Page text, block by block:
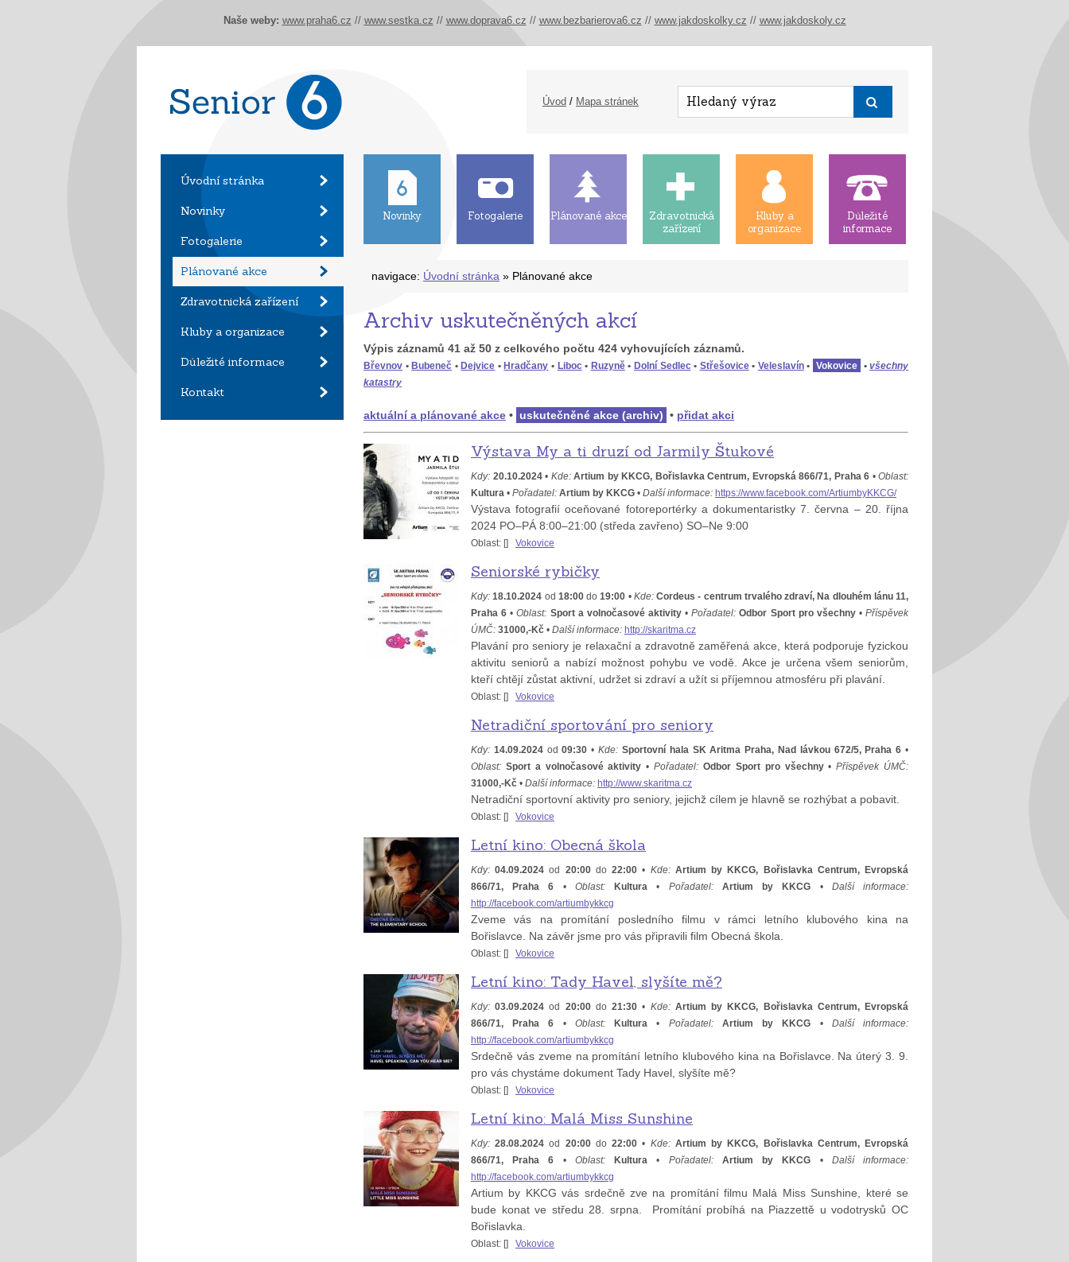
Úvod / Mapa stránek
Úvodní stránka
Novinky
Fotogalerie
Plánované akce
Zdravotnická zařízení
Kluby a organizace
Důležité informace
Kontakt
Novinky Fotogalerie Plánované akce
Zdravotnická
zařízení
Kluby a
organizace
Důležité
informace
navigace: Úvodní stránka » Plánované akce
Archiv uskutečněných akcí
Výpis záznamů 41 až 50 z celkového počtu 424 vyhovujících záznamů.
Břevnov •Bubeneč •Dejvice •Hradčany • Liboc• Ruzyně• Dolní Sedlec• Střešovice• Veleslavín• Vokovice •všechny
katastry
aktuální a plánované akce • uskutečněné akce (archiv) • přidat akci
Výstava My a ti druzí od Jarmily Štukové
Kdy: 20.10.2024• Kde: Artium by KKCG, Bořislavka Centrum, Evropská 866/71, Praha 6 • Oblast:
Kultura • Pořadatel: Artium by KKCG • Další informace: https://www.facebook.com/ArtiumbyKKCG/
Výstava fotografií oceňované fotoreportérky a dokumentaristky 7. června – 20. října
2024 PO–PÁ 8:00–21:00 (středa zavřeno) SO–Ne 9:00
Oblast: [] Vokovice
Seniorské rybičky
Kdy: 18.10.2024 od 18:00do19:00 • Kde: Cordeus - centrum trvalého zdraví, Na dlouhém lánu 11,
Praha 6 •Oblast: Sport a volnočasové aktivity•Pořadatel: Odbor Sport pro všechny•Příspěvek
ÚMČ: 31000,-Kč • Další informace: http://skaritma.cz
Plavání pro seniory je relaxační a zdravotně zaměřená akce, která podporuje fyzickou
aktivitu seniorů a nabízí možnost pohybu ve vodě. Akce je určena všem seniorům,
kteří chtějí zůstat aktivní, udržet si zdraví a užít si příjemnou atmosféru při plavání.
Oblast: [] Vokovice
Netradiční sportování pro seniory
Kdy: 14.09.2024od09:30 •Kde: Sportovní hala SK Aritma Praha, Nad lávkou 672/5, Praha 6 •
Oblast: Sport a volnočasové aktivity •Pořadatel: Odbor Sport pro všechny•Příspěvek ÚMČ:
31000,-Kč • Další informace: http://www.skaritma.cz
Netradiční sportovní aktivity pro seniory, jejichž cílem je hlavně se rozhýbat a pobavit.
Oblast: [] Vokovice
Letní kino: Obecná škola
Kdy: 04.09.2024 od 20:00do22:00 • Kde: Artium by KKCG, Bořislavka Centrum, Evropská
866/71, Praha 6 • Oblast: Kultura • Pořadatel: Artium by KKCG • Další informace:
http://facebook.com/artiumbykkcg
Zveme vás na promítání posledního filmu v rámci letního klubového kina na
Bořislavce. Na závěr jsme pro vás připravili film Obecná škola.
Oblast: [] Vokovice
Letní kino: Tady Havel, slyšíte mě?
Kdy: 03.09.2024 od 20:00do21:30 • Kde: Artium by KKCG, Bořislavka Centrum, Evropská
866/71, Praha 6 • Oblast: Kultura • Pořadatel: Artium by KKCG • Další informace:
http://facebook.com/artiumbykkcg
Srdečně vás zveme na promítání letního klubového kina na Bořislavce. Na úterý 3. 9.
pro vás chystáme dokument Tady Havel, slyšíte mě?
Oblast: [] Vokovice
Letní kino: Malá Miss Sunshine
Kdy: 28.08.2024 od 20:00do22:00 • Kde: Artium by KKCG, Bořislavka Centrum, Evropská
866/71, Praha 6 • Oblast: Kultura • Pořadatel: Artium by KKCG • Další informace:
http://facebook.com/artiumbykkcg
Artium by KKCG vás srdečně zve na promítání filmu Malá Miss Sunshine, které se
bude konat ve středu 28. srpna. Promítání probíhá na Piazzettě u vodotrysků OC
Bořislavka.
Oblast: [] Vokovice
Naše weby: www.praha6.cz // www.sestka.cz // www.doprava6.cz // www.bezbarierova6.cz // www.jakdoskolky.cz // www.jakdoskoly.cz